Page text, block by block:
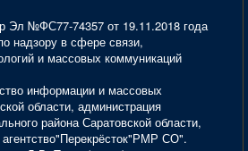
Эл №ФС77-74357 от 19.11.2018 года
надзору в сфере связи,
и массовых коммуникаций
информации и массовых
области, администрация
района Саратовской области,
СО".